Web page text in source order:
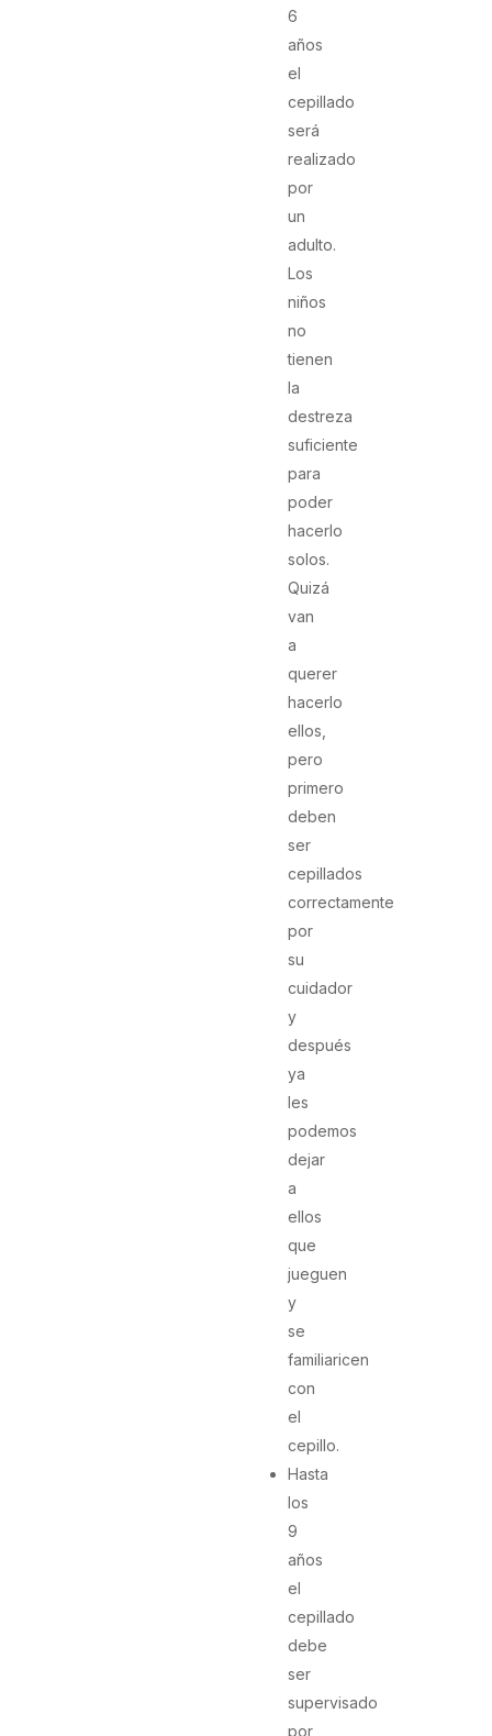
6
años
el
cepillado
será
realizado
por
un
adulto.
Los
niños
no
tienen
la
destreza
suficiente
para
poder
hacerlo
solos.
Quizá
van
a
querer
hacerlo
ellos,
pero
primero
deben
ser
cepillados
correctamente
por
su
cuidador
y
después
ya
les
podemos
dejar
a
ellos
que
jueguen
y
se
familiaricen
con
el
cepillo.
Hasta
los
9
años
el
cepillado
debe
ser
supervisado
por